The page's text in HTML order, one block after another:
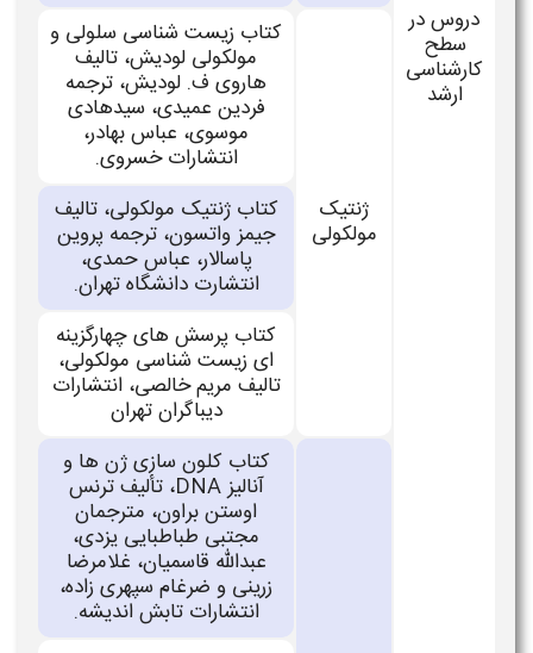
دروس در
سطح
کارشناسی
ارشد
ژنتیک
مولكولی
کتاب زیست شناسی سلولی و
مولکولی لودیش، تالیف
هاروی ف. لودیش، ترجمه
فردین عمیدی، سیدهادی
موسوی، عباس بهادر،
انتشارات خسروی.
کتاب ژنتیک مولکولی، تالیف
جیمز واتسون، ترجمه پروین
پاسالار، عباس حمدی،
انتشارت دانشگاه تهران.
کتاب پرسش های چهارگزینه
ای زیست شناسی مولکولی،
تالیف مریم خالصی، انتشارات
دیباگران تهران
کتاب کلون سازی ژن ها و
آنالیز DNA، تألیف ترنس
اوستن براون، مترجمان
مجتبی طباطبایی یزدی،
عبدالله قاسمیان، غلامرضا
زرینی و ضرغام سپهری زاده،
انتشارات تابش اندیشه.